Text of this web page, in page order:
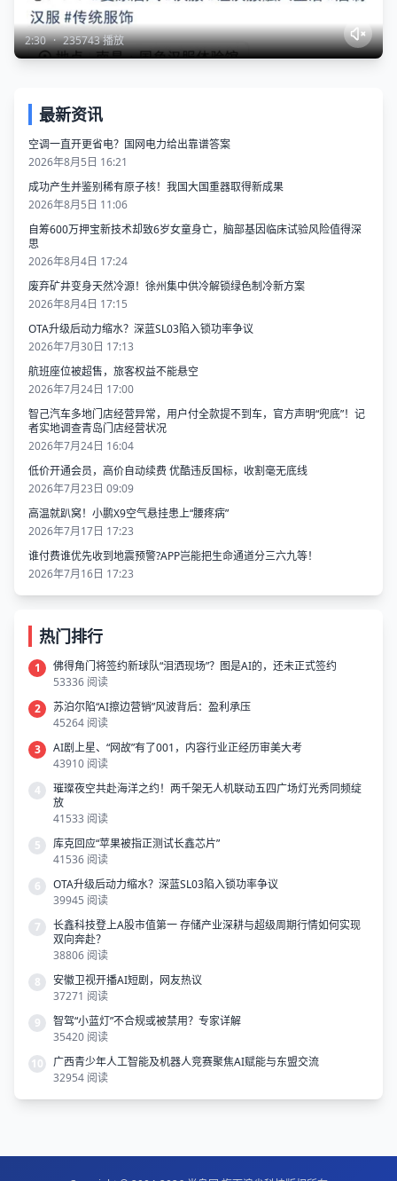
2:30 · 235743 播放
最新资讯
空调一直开更省电？国网电力给出靠谱答案
2026年8月5日 16:21
成功产生并鉴别稀有原子核！我国大国重器取得新成果
2026年8月5日 11:06
自筹600万押宝新技术却致6岁女童身亡，脑部基因临床试验风险值得深
思
2026年8月4日 17:24
废弃矿井变身天然冷源！徐州集中供冷解锁绿色制冷新方案
2026年8月4日 17:15
OTA升级后动力缩水？深蓝SL03陷入锁功率争议
2026年7月30日 17:13
航班座位被超售，旅客权益不能悬空
2026年7月24日 17:00
智己汽车多地门店经营异常，用户付全款提不到车，官方声明“兜底”！记
者实地调查青岛门店经营状况
2026年7月24日 16:04
低价开通会员，高价自动续费 优酷违反国标，收割毫无底线
2026年7月23日 09:09
高温就趴窝！小鹏X9空气悬挂患上“腰疼病”
2026年7月17日 17:23
谁付费谁优先收到地震预警?APP岂能把生命通道分三六九等！
2026年7月16日 17:23
热门排行
1
佛得角门将签约新球队“泪洒现场”？图是AI的，还未正式签约
53336 阅读
2
苏泊尔陷“AI擦边营销”风波背后：盈利承压
45264 阅读
3
AI剧上星、“网故”有了001，内容行业正经历审美大考
43910 阅读
4
璀璨夜空共赴海洋之约！两千架无人机联动五四广场灯光秀同频绽
放
41533 阅读
5
库克回应“苹果被指正测试长鑫芯片”
41536 阅读
6
OTA升级后动力缩水？深蓝SL03陷入锁功率争议
39945 阅读
7
长鑫科技登上A股市值第一 存储产业深耕与超级周期行情如何实现
双向奔赴？
38806 阅读
8
安徽卫视开播AI短剧，网友热议
37271 阅读
9
智驾“小蓝灯”不合规或被禁用？专家详解
35420 阅读
10
广西青少年人工智能及机器人竞赛聚焦AI赋能与东盟交流
32954 阅读